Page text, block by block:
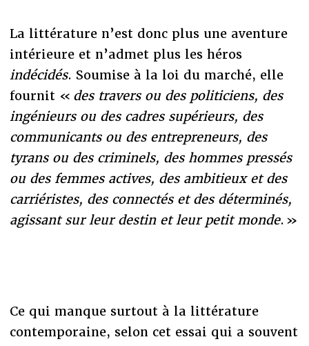
La littérature n’est donc plus une aventure
intérieure et n’admet plus les héros
indécidés. Soumise à la loi du marché, elle
fournit « des travers ou des politiciens, des
ingénieurs ou des cadres supérieurs, des
communicants ou des entrepreneurs, des
tyrans ou des criminels, des hommes pressés
ou des femmes actives, des ambitieux et des
carriéristes, des connectés et des déterminés,
agissant sur leur destin et leur petit monde. »
Ce qui manque surtout à la littérature
contemporaine, selon cet essai qui a souvent